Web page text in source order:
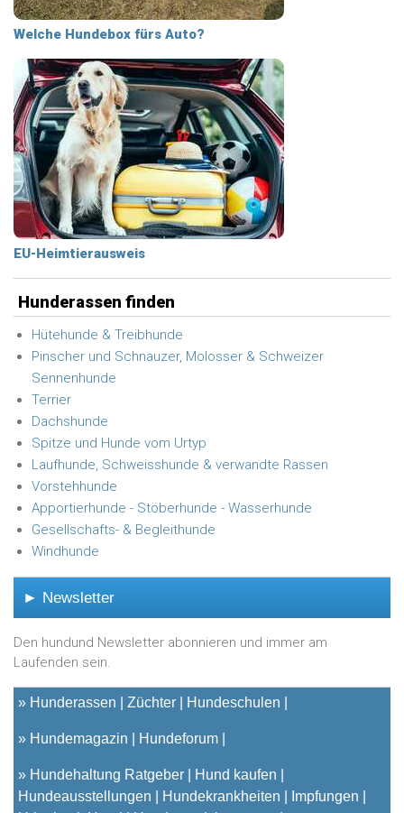
Welche Hundebox fürs Auto?
EU-Heimtierausweis
Hunderassen finden
Hütehunde & Treibhunde
Pinscher und Schnauzer, Molosser & Schweizer
Sennenhunde
Terrier
Dachshunde
Spitze und Hunde vom Urtyp
Laufhunde, Schweisshunde & verwandte Rassen
Vorstehhunde
Apportierhunde - Stöberhunde - Wasserhunde
Gesellschafts- & Begleithunde
Windhunde
► Newsletter
Den hundund Newsletter abonnieren und immer am
Laufenden sein.
» Hunderassen Züchter Hundeschulen
» Hundemagazin Hundeforum
» Hundehaltung Ratgeber
Hund kaufen
Hundeausstellungen
Hundekrankheiten
Impfungen